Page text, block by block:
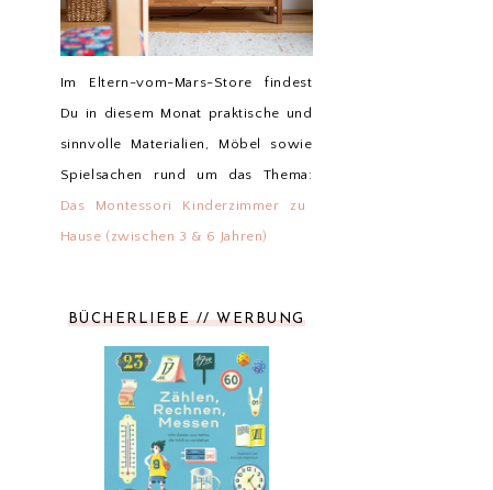
Im Eltern-vom-Mars-Store findest
Du in diesem Monat praktische und
sinnvolle Materialien, Möbel sowie
Spielsachen rund um das Thema:
Das Montessori Kinderzimmer zu
Hause (zwischen 3 & 6 Jahren)
BÜCHERLIEBE // WERBUNG